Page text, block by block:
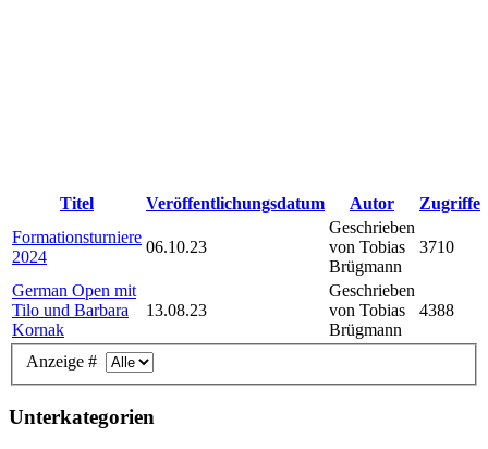
Titel Veröffentlichungsdatum Autor
Zugriffe
Formationsturniere
2024
06.10.23
Geschrieben
von Tobias
Brügmann
3710
German Open mit
Tilo und Barbara
Kornak
13.08.23
Geschrieben
von Tobias
Brügmann
4388
Anzeige #
Unterkategorien